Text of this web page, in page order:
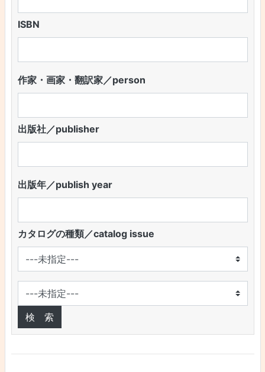
ISBN
作家・画家・翻訳家／person
出版社／publisher
出版年／publish year
カタログの種類／catalog issue